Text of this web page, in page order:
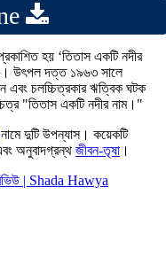
হয় ‘তিতাস একটি নদীর
উৎপল দত্ত ১৯৬৩ সালে
এবং চলচ্চিত্রকার ঋত্বিক ঘটক
"তিতাস একটি নদীর নাম।"
দুটি উপন্যাস। কয়েকটি
অনুবাদগ্রন্থ জীবন-তৃষা ।
| Shada Hawya